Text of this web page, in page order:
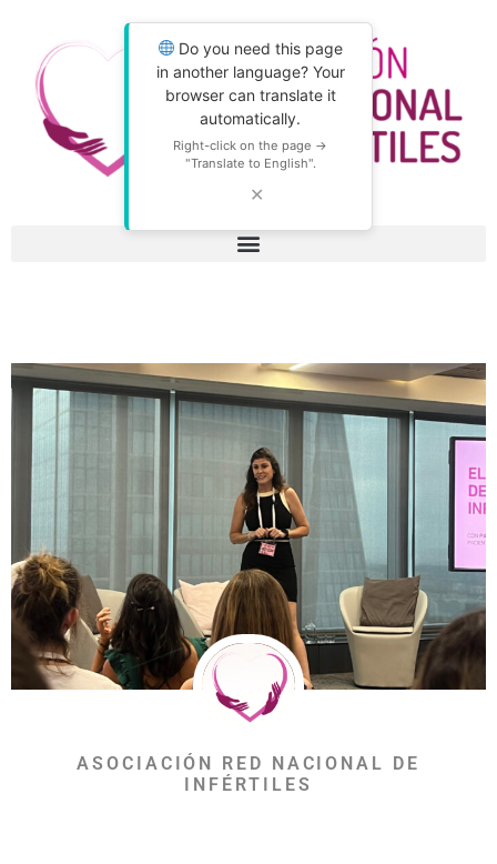
Do you need this page
in another language? Your
browser can translate it
automatically.
Right-click on the page →
"Translate to English".
✕
ASOCIACIÓN RED NACIONAL DE
INFÉRTILES